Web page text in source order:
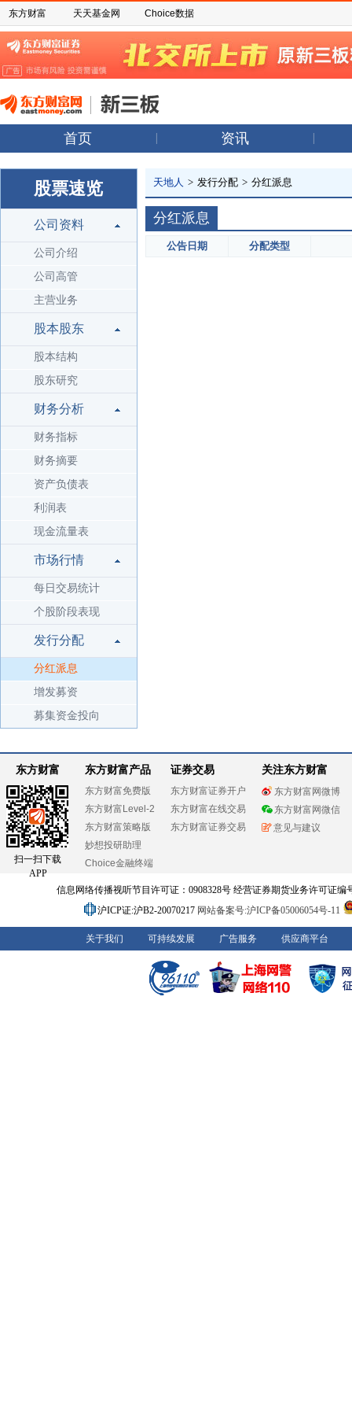
东方财富 天天基金网 Choice数据
首页 资讯
股票速览
公司资料
公司介绍
公司高管
主营业务
股本股东
股本结构
股东研究
财务分析
财务指标
财务摘要
资产负债表
利润表
现金流量表
市场行情
每日交易统计
个股阶段表现
发行分配
分红派息
增发募资
募集资金投向
天地人 > 发行分配 > 分红派息
分红派息
公告日期 分配类型
东方财富
扫一扫下载
APP
东方财富产品
东方财富免费版
东方财富Level-2
东方财富策略版
妙想投研助理
Choice金融终端
证券交易
东方财富证券开户
东方财富在线交易
东方财富证券交易
关注东方财富
东方财富网微博
东方财富网微信
意见与建议
信息网络传播视听节目许可证：0908328号 经营证券期货业务许可证编
沪ICP证:沪B2-20070217 网站备案号:沪ICP备05006054号-11
关于我们 可持续发展 广告服务 供应商平台